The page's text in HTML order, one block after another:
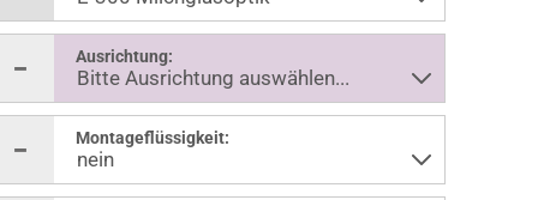
Ausrichtung:
Montageflüssigkeit: